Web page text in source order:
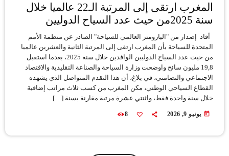
المغرب ارتقى إلى المرتبة الـ22 عالميا خلال
سنة 2025من حيث عدد السياح الدوليين
أفاد إصدار من "البارومتر العالمي للسياحة" الصادر عن منظمة الأمم
المتحدة للسياحة بأن المغرب ارتقى إلى المرتبة الثانية والعشرين عالميا
من حيث عدد السياح الدوليين الوافدين خلال سنة 2025، بعدما استقبل
19,8 مليون سائح واوضحت وزارة السياحة والصناعة التقليدية والاقتصاد
الاجتماعي والتضامني، في بلاغ، أن هذا التقدم المتواصل الذي يشهده
القطاع السياحي الوطني، مكن المغرب من كسب ثلاث مراتب إضافية
خلال سنة واحدة فقط، واثنتي عشرة مرتبة مقارنة بسنة […]
today يونيو 9, 2026 8